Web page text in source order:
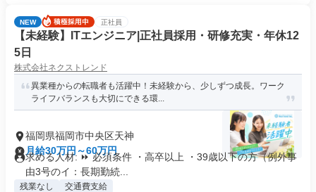
NEW 正社員
【未経験】ITエンジニア|正社員採用・研修充実・年休12
5日
株式会社ネクストレンド
異業種からの転職者も活躍中！未経験から、少しずつ成長。ワーク
ライフバランスも大切にできる環...
福岡県福岡市中央区天神
月給30万円～60万円
求める人材: ⏩ 必須条件 ・高卒以上 ・39歳以下の方（例外事
由3号のイ：長期勤続...
残業なし 交通費支給